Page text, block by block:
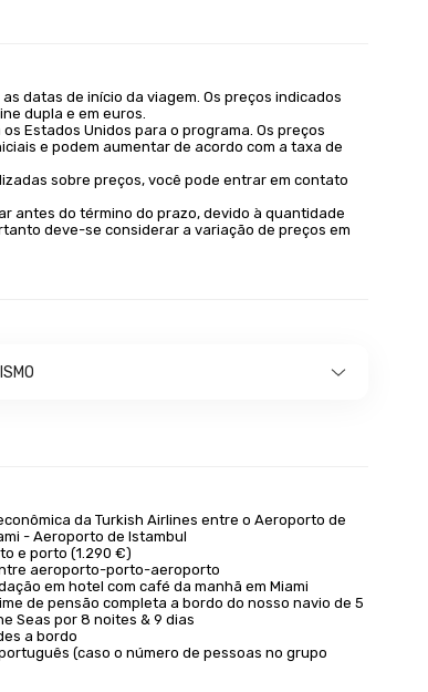
datas de início da viagem. Os preços indicados
dupla e em euros.
Estados Unidos para o programa. Os preços
e podem aumentar de acordo com a taxa de
sobre preços, você pode entrar em contato
antes do término do prazo, devido à quantidade
deve-se considerar a variação de preços em
da Turkish Airlines entre o Aeroporto de
- Aeroporto de Istambul
e porto (1.290 €)
aeroporto-porto-aeroporto
em hotel com café da manhã em Miami
de pensão completa a bordo do nosso navio de 5
Seas por 8 noites & 9 dias
a bordo
(caso o número de pessoas no grupo